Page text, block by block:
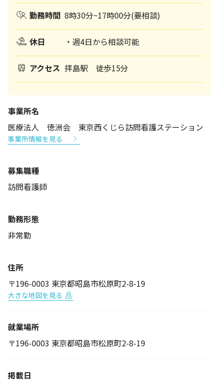
勤務時間 8時30分~17時00分(要相談)
休日 ・週4日から相談可能
アクセス 拝島駅 徒歩15分
事業所名
医療法人 徳洲会 東京西くじら訪問看護ステーション
事業所情報を見る
募集職種
訪問看護師
勤務形態
非常勤
住所
〒196-0003 東京都昭島市松原町2-8-19
大きな地図を見る
就業場所
〒196-0003 東京都昭島市松原町2-8-19
掲載日